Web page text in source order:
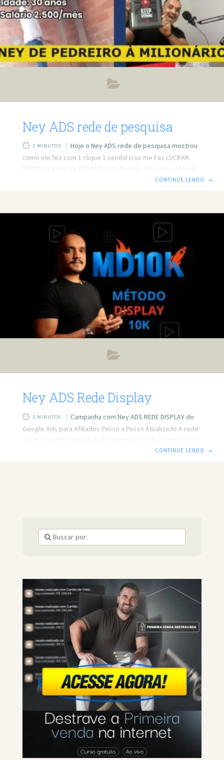
Ney ADS rede de pesquisa
3 MINUTOS
Hoje o Ney ADS rede de pesquisa mostrou
como ele fez com 1 clique 1 venda! Isso me Faz LUCRAR
MUITO na Rede de PESQUISA do Google Ads como Afiliado
(REVELEI O PRODUTO) Curso do Ney ADS O marketing digital
quem deseja se destacar como afiliado. Neste artigo,
vamos explorar como é possível lucrar muito na rede de
pesquisa do Google Ads,
CONTINUE LENDO →
Ney ADS Rede Display
3 MINUTOS
Campanha com Ney ADS REDE DISPLAY do
Google Ads para Afiliados Passo a Passo Atualizado A rede
de display do Google Ads é uma poderosa ferramenta para
afiliados que desejam maximizar seus lucros comCONTINUE LENDO →